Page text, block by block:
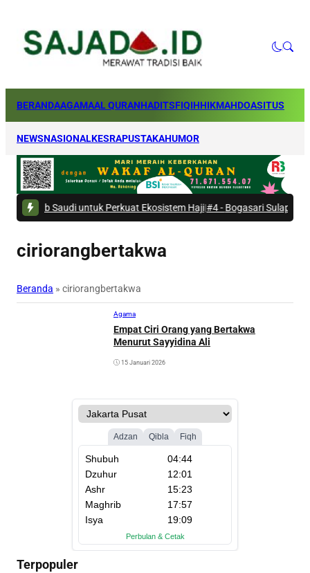
BERANDAAGAMAAL QURANHADITSFIQIHHIKMAHDOASITUS
NEWSNASIONALKESRAPUSTAKAHUMOR
untuk Perkuat Ekosistem Haji|#4 -Bogasari Sulap Bantaran Kali
ciriorangbertakwa
Beranda » ciriorangbertakwa
Agama
Empat Ciri Orang yang Bertakwa
Menurut Sayyidina Ali
15 Januari 2026
Terpopuler